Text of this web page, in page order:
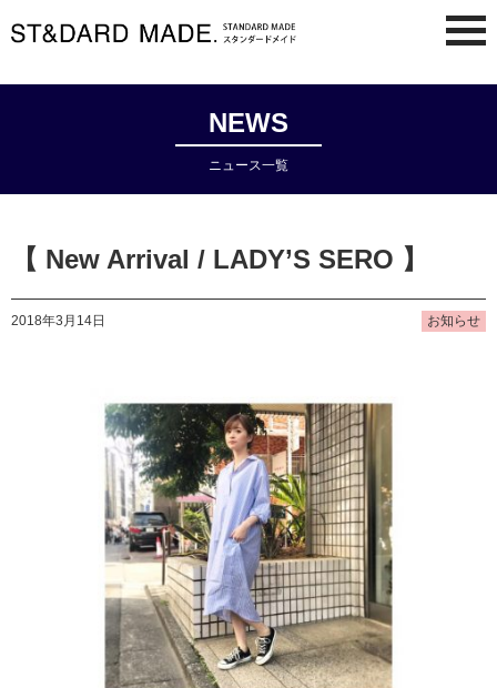
NEWS
ニュース一覧
【 New Arrival / LADY’S SERO 】
2018年3月14日 お知らせ